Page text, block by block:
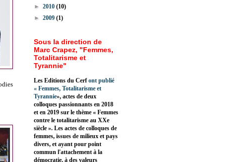
► 2010 (10)
► 2009 (1)
Sous la direction de
Marc Crapez, "Femmes,
Totalitarisme et
Tyrannie"
Les Editions du Cerfont publié
« Femmes, Totalitarisme et
Tyrannie», actes de deux
colloques passionnants en 2018
et en 2019 sur le thème « Femmes
contre le totalitarisme au XXe
siècle ». Les actes de colloques de
femmes, issues de milieux et pays
divers, et ayant pour point
commun l'attachement à la
démocratie, à des valeurs